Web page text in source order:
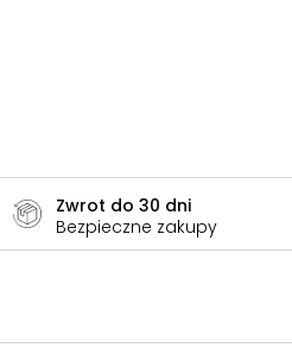
Zwrot do 30 dni
Bezpieczne zakupy